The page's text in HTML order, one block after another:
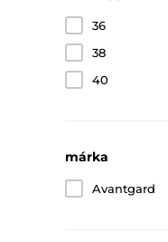
36
38
40
márka
Avantgard